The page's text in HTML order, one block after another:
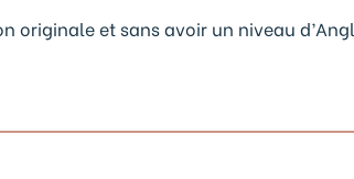
originale et sans avoir un niveau